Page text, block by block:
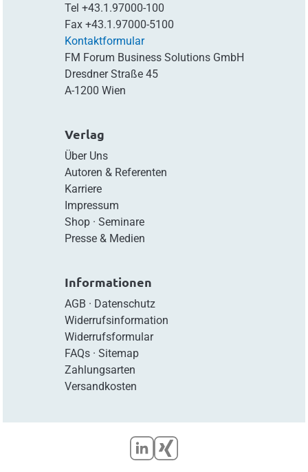
Tel +43.1.97000-100
Fax +43.1.97000-5100
Kontaktformular
FM Forum Business Solutions GmbH
Dresdner Straße 45
A-1200 Wien
Verlag
Über Uns
Autoren & Referenten
Karriere
Impressum
Shop· Seminare
Presse & Medien
Informationen
AGB · Datenschutz
Widerrufsinformation
Widerrufsformular
FAQs· Sitemap
Zahlungsarten
Versandkosten